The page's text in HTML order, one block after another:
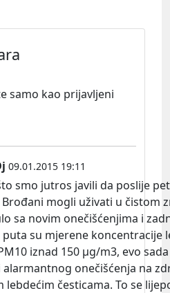
samo kao prijavljeni
09.01.2015 19:11
smo jutros javili da poslije
Brođani mogli uživati u čistom
sa novim onečišćenjima i
puta su mjerene koncentracije
iznad 150 µg/m3, evo
alarmantnog onečišćenja na
lebdećim česticama. To se